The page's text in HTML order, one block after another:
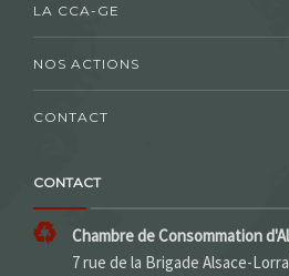
LA CCA-GE
NOS ACTIONS
CONTACT
CONTACT
Chambre de Consommation
7 rue de la Brigade Alsace-